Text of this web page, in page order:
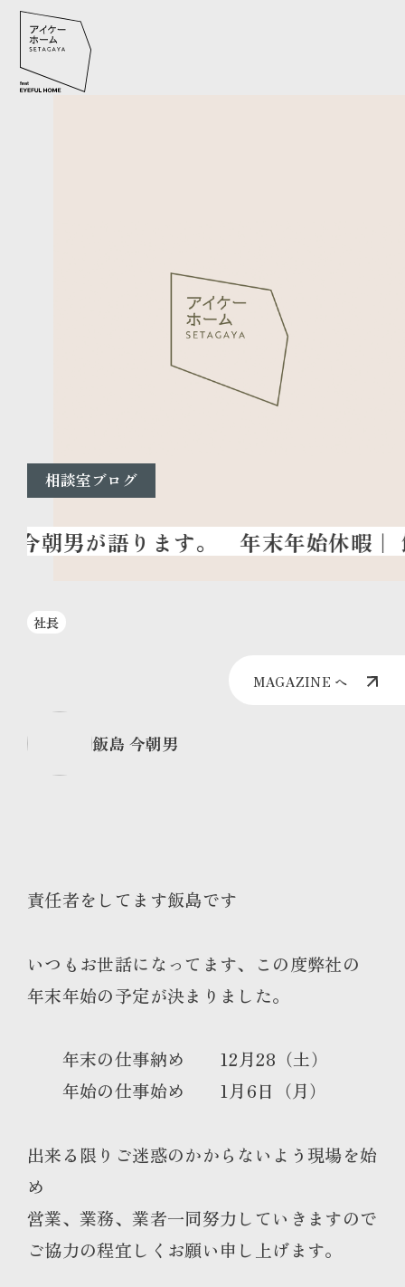
相談室ブログ
年末年始休暇｜
社長
MAGAZINE へ
飯島 今朝男
責任者をしてます飯島です
いつもお世話になってます、この度弊社の
年末年始の予定が決まりました。
年末の仕事納め 12月28（土）
年始の仕事始め 1月6日（月）
出来る限りご迷惑のかからないよう現場を始
め
営業、業務、業者一同努力していきますので
ご協力の程宜しくお願い申し上げます。